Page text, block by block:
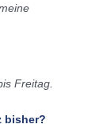
Freitag.
bisher?